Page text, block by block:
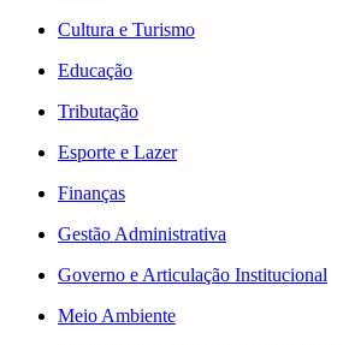
Cultura e Turismo
Educação
Tributação
Esporte e Lazer
Finanças
Gestão Administrativa
Governo e Articulação Institucional
Meio Ambiente